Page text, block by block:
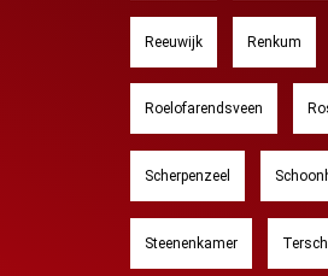
Reeuwijk Renkum
Roelofarendsveen
Scherpenzeel
Steenenkamer